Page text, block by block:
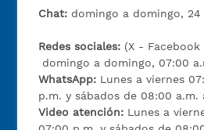
Chat: domingo a domingo, 24
Redes sociales: (X -
domingo a domingo, 07:00
WhatsApp: Lunes a viernes
p.m. y sábados de 08:00 a.m.
Video atención: Lunes a